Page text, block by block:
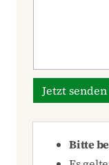
Jetzt senden
Bitte